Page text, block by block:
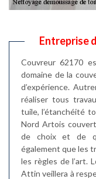
Entreprise
Couvreur 62170
domaine de la
d’expérience.
réaliser tous
tuile, l’étanchéité
Nord Artois
de choix et de
également que les
les règles de l’art.
Attin veillera à